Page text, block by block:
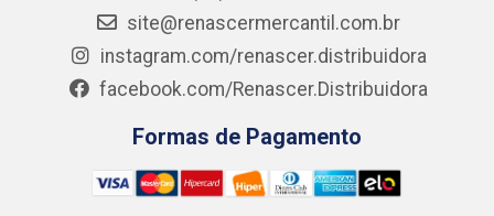
site@renascermercantil.com.br
instagram.com/renascer.distribuidora
facebook.com/Renascer.Distribuidora
Formas de Pagamento